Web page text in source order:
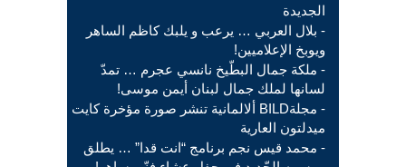
الجديدة
- بلال العربي … يرعب و يلبك كاظم الساهر
ويوبخ الإعلاميين!
- ملكة جمال البطّيخ نانسي عجرم … تمدّ
لسانها لملك جمال لبنان أيمن موسى!
- مجلةBILD ألالمانية تنشر صورة مؤخرة كايت
ميدلتون العارية
- محمد قيس نجم برنامج “انت قدا” … يطلق